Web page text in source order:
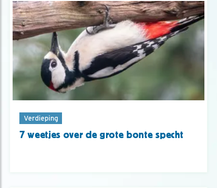
Verdieping
7 weetjes over de grote bonte specht